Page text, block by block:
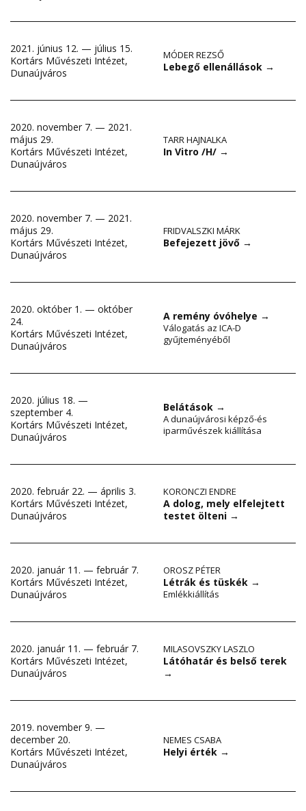
2021. június 12. — július 15.
Kortárs Művészeti Intézet,
Dunaújváros
MÓDER REZSŐ
Lebegő ellenállások →
2020. november 7. — 2021.
május 29.
Kortárs Művészeti Intézet,
Dunaújváros
TARR HAJNALKA
In Vitro /H/ →
2020. november 7. — 2021.
május 29.
Kortárs Művészeti Intézet,
Dunaújváros
FRIDVALSZKI MÁRK
Befejezett jövő →
2020. október 1. — október
24.
Kortárs Művészeti Intézet,
Dunaújváros
A remény óvóhelye →
Válogatás az ICA-D
gyűjteményéből
2020. július 18. —
szeptember 4.
Kortárs Művészeti Intézet,
Dunaújváros
Belátások →
A dunaújvárosi képző-és
iparművészek kiállítása
2020. február 22. — április 3.
Kortárs Művészeti Intézet,
Dunaújváros
KORONCZI ENDRE
A dolog, mely elfelejtett
testet ölteni →
2020. január 11. — február 7.
Kortárs Művészeti Intézet,
Dunaújváros
OROSZ PÉTER
Létrák és tüskék →
Emlékkiállítás
2020. január 11. — február 7.
Kortárs Művészeti Intézet,
Dunaújváros
MILASOVSZKY LASZLO
Látóhatár és belső terek
→
2019. november 9. —
december 20.
Kortárs Művészeti Intézet,
Dunaújváros
NEMES CSABA
Helyi érték →